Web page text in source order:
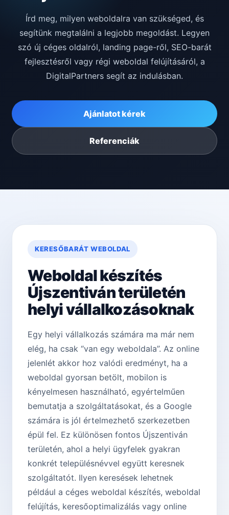
Írd meg, milyen weboldalra van szükséged, és
segítünk megtalálni a legjobb megoldást. Legyen
szó új céges oldalról, landing page-ről, SEO-barát
fejlesztésről vagy régi weboldal felújításáról, a
DigitalPartners segít az indulásban.
Ajánlatot kérek
Referenciák
KERESŐBARÁT WEBOLDAL
Weboldal készítés
Újszentiván területén
helyi vállalkozásoknak
Egy helyi vállalkozás számára ma már nem
elég, ha csak “van egy weboldala”. Az online
jelenlét akkor hoz valódi eredményt, ha a
weboldal gyorsan betölt, mobilon is
kényelmesen használható, egyértelműen
bemutatja a szolgáltatásokat, és a Google
számára is jól értelmezhető szerkezetben
épül fel. Ez különösen fontos Újszentiván
területén, ahol a helyi ügyfelek gyakran
konkrét településnévvel együtt keresnek
szolgáltatót. Ilyen keresések lehetnek
például a céges weboldal készítés, weboldal
felújítás, keresőoptimalizálás vagy online